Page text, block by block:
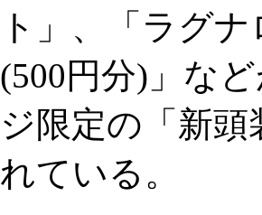
ト」、「ラグ
(500円分)」な
ジ限定の「新
れている。